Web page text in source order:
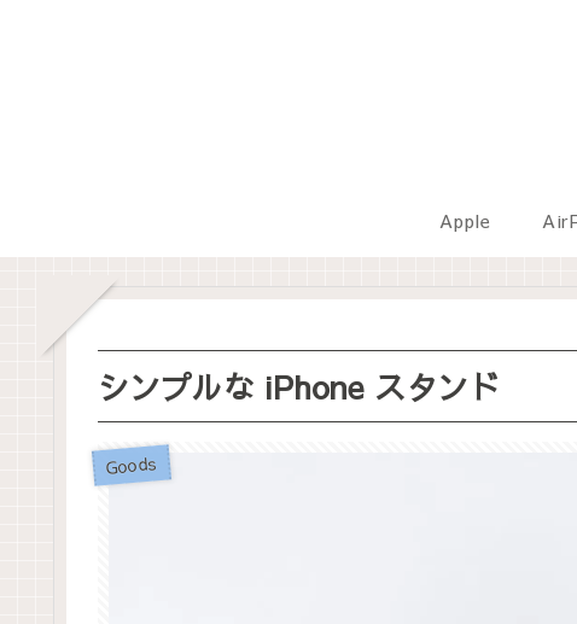
Apple
シンプルな iPhone スタンド
Goods